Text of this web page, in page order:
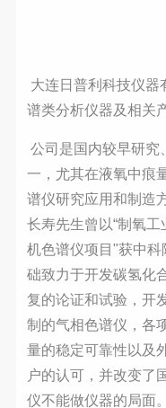
大连日普利科技仪器
谱类分析仪器及相关
公司是国内较早研究
一，尤其在液氧中痕
谱仪研究应用和制造
长寿先生曾以“制氧
机色谱仪项目"获中
础致力于开发碳氢化
复的论证和试验，开
制的气相色谱仪，各
量的稳定可靠性以及
户的认可，并改变了
仪不能做仪器的局面。